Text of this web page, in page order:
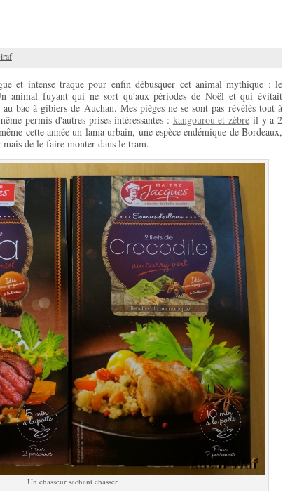
et intense traque pour enfin débusquer cet animal mythique : le
animal fuyant qui ne sort qu'aux périodes de Noël et qui évitait
au bac à gibiers de Auchan. Mes pièges ne se sont pas révélés tout à
permis d'autres prises intéressantes : kangourou et zèbre il y a 2
cette année un lama urbain, une espèce endémique de Bordeaux,
de le faire monter dans le tram.
Un chasseur sachant chasser